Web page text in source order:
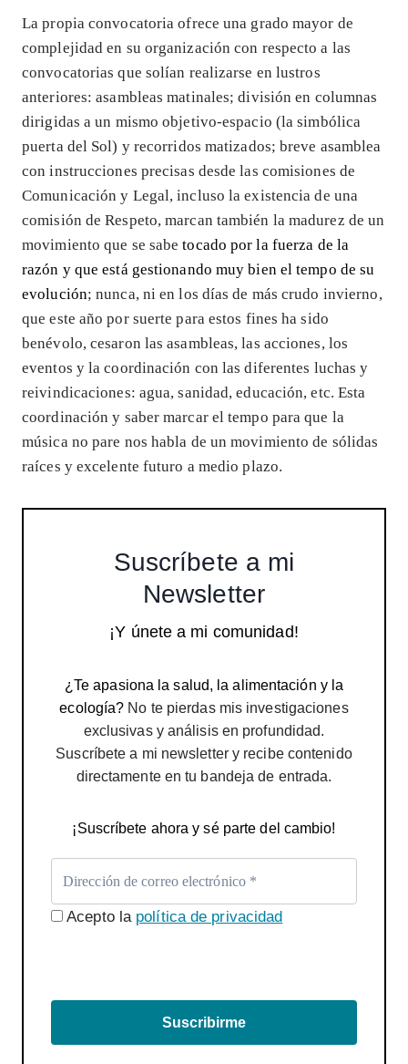
La propia convocatoria ofrece una grado mayor de
complejidad en su organización con respecto a las
convocatorias que solían realizarse en lustros
anteriores: asambleas matinales; división en columnas
dirigidas a un mismo objetivo-espacio (la simbólica
puerta del Sol) y recorridos matizados; breve asamblea
con instrucciones precisas desde las comisiones de
Comunicación y Legal, incluso la existencia de una
comisión de Respeto, marcan también la madurez de un
movimiento que se sabetocado por la fuerza de la
razón y que está gestionando muy bien el tempo de su
evolución; nunca, ni en los días de más crudo invierno,
que este año por suerte para estos fines ha sido
benévolo, cesaron las asambleas, las acciones, los
eventos y la coordinación con las diferentes luchas y
reivindicaciones: agua, sanidad, educación, etc. Esta
coordinación y saber marcar el tempo para que la
música no pare nos habla de un movimiento de sólidas
raíces y excelente futuro a medio plazo.
Suscríbete a mi
Newsletter
¡Y únete a mi comunidad!
¿Te apasiona la salud, la alimentación y la
ecología? No te pierdas mis investigaciones
exclusivas y análisis en profundidad.
Suscríbete a mi newsletter y recibe contenido
directamente en tu bandeja de entrada.
¡Suscríbete ahora y sé parte del cambio!
Acepto la política de privacidad
Suscribirme